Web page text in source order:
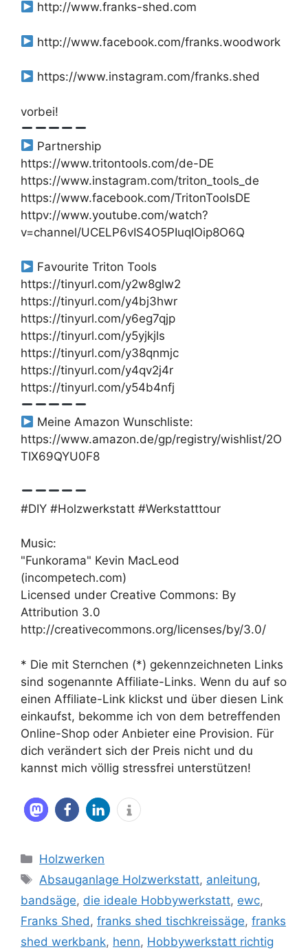
http://www.franks-shed.com
http://www.facebook.com/franks.woodwork
https://www.instagram.com/franks.shed
vorbei!
Partnership
https://www.tritontools.com/de-DE
https://www.instagram.com/triton_tools_de
https://www.facebook.com/TritonToolsDE
httpv://www.youtube.com/watch?
v=channel/UCELP6vIS4O5PIuqIOip8O6Q
Favourite Triton Tools
https://tinyurl.com/y2w8glw2
https://tinyurl.com/y4bj3hwr
https://tinyurl.com/y6eg7qjp
https://tinyurl.com/y5yjkjls
https://tinyurl.com/y38qnmjc
https://tinyurl.com/y4qv2j4r
https://tinyurl.com/y54b4nfj
Meine Amazon Wunschliste:
https://www.amazon.de/gp/registry/wishlist/2O
TIX69QYU0F8
#DIY #Holzwerkstatt #Werkstatttour
Music:
"Funkorama" Kevin MacLeod
(incompetech.com)
Licensed under Creative Commons: By
Attribution 3.0
http://creativecommons.org/licenses/by/3.0/
* Die mit Sternchen (*) gekennzeichneten Links
sind sogenannte Affiliate-Links. Wenn du auf so
einen Affiliate-Link klickst und über diesen Link
einkaufst, bekomme ich von dem betreffenden
Online-Shop oder Anbieter eine Provision. Für
dich verändert sich der Preis nicht und du
kannst mich völlig stressfrei unterstützen!
Kategorien
Holzwerken
Schlagwörter
Absauganlage Holzwerkstatt, anleitung,
bandsäge, die ideale Hobbywerkstatt, ewc,
Franks Shed, franks shed tischkreissäge, franks
shed werkbank, henn, Hobbywerkstatt richtig